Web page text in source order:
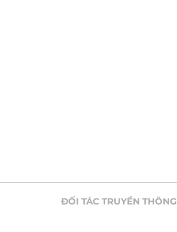
ĐỐI TÁC TRUYỀN THÔNG